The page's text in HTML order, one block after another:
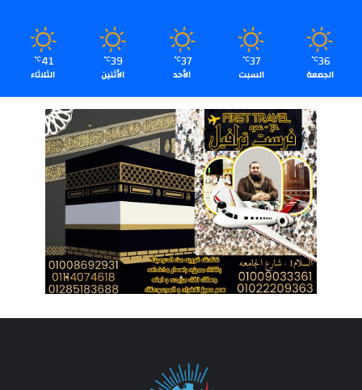
36
℃
الجمعة
37
℃
السبت
37
℃
الأحد
39
℃
الأثنين
41
℃
الثلاثاء